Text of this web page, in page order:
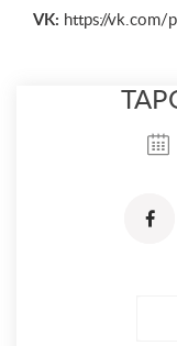
VK: https://vk.com/